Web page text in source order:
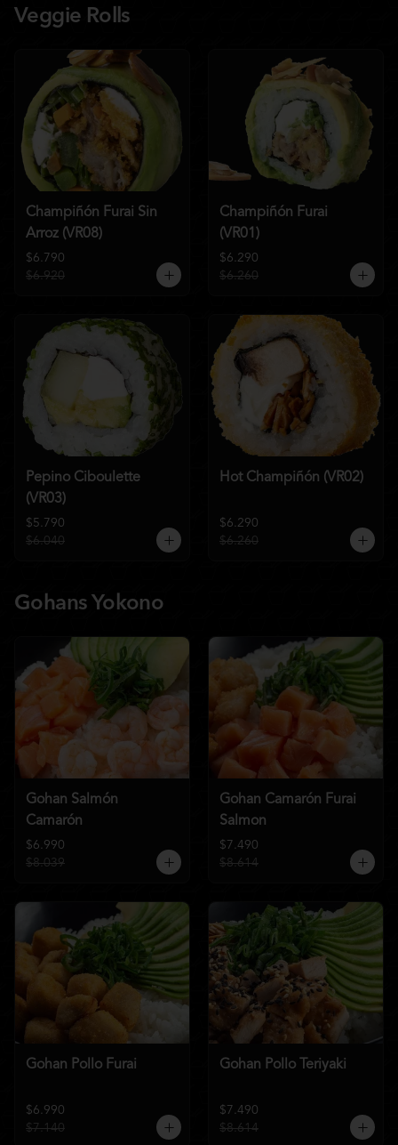
Veggie Rolls
Champiñón Furai Sin
Arroz (VR08)
$6.790
$6.920
Champiñón Furai
(VR01)
$6.290
$6.260
Pepino Ciboulette
(VR03)
$5.790
$6.040
Hot Champiñón (VR02)
$6.290
$6.260
Gohans Yokono
Gohan Salmón
Camarón
$6.990
$8.039
Gohan Camarón Furai
Salmon
$7.490
$8.614
Gohan Pollo Furai
$6.990
$7.140
Gohan Pollo Teriyaki
$7.490
$8.614